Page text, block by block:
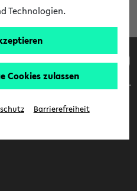
Technologien.
Cookies zulassen
Barrierefreiheit